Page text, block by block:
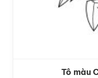
Tô màu